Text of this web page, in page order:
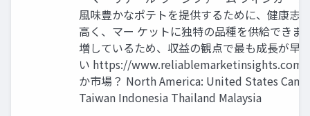
風味豊かなポテトを提供するために、健康志
高く、マー ケットに独特の品種を供給でき
増しているため、収益の観点で最も成長が早
い https://www.reliablemarketinsights.com/
か市場？ North America: United States
Taiwan Indonesia Thailand Malaysia